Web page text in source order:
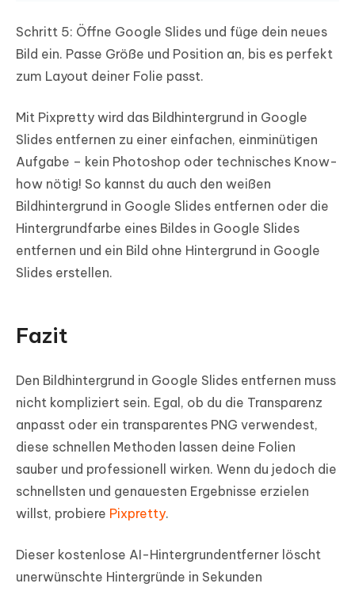
Schritt 5: Öffne Google Slides und füge dein neues
Bild ein. Passe Größe und Position an, bis es perfekt
zum Layout deiner Folie passt.
Mit Pixpretty wird das Bildhintergrund in Google
Slides entfernen zu einer einfachen, einminütigen
Aufgabe – kein Photoshop oder technisches Know-
how nötig! So kannst du auch den weißen
Bildhintergrund in Google Slides entfernen oder die
Hintergrundfarbe eines Bildes in Google Slides
entfernen und ein Bild ohne Hintergrund in Google
Slides erstellen.
Fazit
Den Bildhintergrund in Google Slides entfernen muss
nicht kompliziert sein. Egal, ob du die Transparenz
anpasst oder ein transparentes PNG verwendest,
diese schnellen Methoden lassen deine Folien
sauber und professionell wirken. Wenn du jedoch die
schnellsten und genauesten Ergebnisse erzielen
willst, probiere Pixpretty.
Dieser kostenlose AI-Hintergrundentferner löscht
unerwünschte Hintergründe in Sekunden